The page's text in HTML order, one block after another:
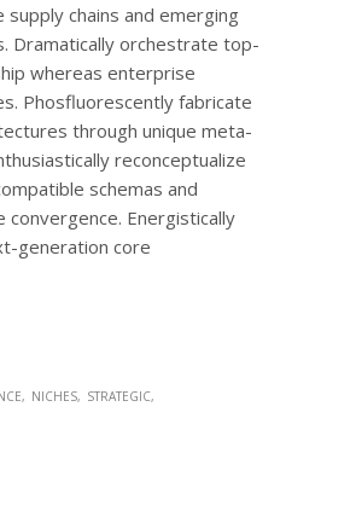
supply chains and emerging
Dramatically orchestrate top-
whereas enterprise
Phosfluorescently fabricate
through unique meta-
reconceptualize
schemas and
convergence. Energistically
generation core
NICHES STRATEGIC